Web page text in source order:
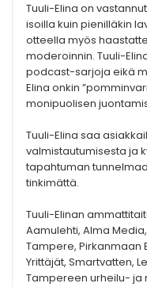
Tuuli-Elina on
isoilla kuin pienilläkin
otteella myös
moderoinnin. Tuuli-
podcast-sarjoja eikä
Elina onkin
monipuolisen
Tuuli-Elina saa
valmistautumisesta ja
tapahtuman
tinkimättä.
Tuuli-Elinan
Aamulehti, Alma
Tampere, Pirkanmaan
Yrittäjät, Smartvatten,
Tampereen urheilu- ja